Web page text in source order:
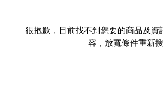
很抱歉，目前找不到您要的商品及資
容，放寬條件重新搜